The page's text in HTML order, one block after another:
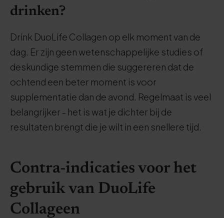
drinken?
Drink DuoLife Collagen op elk moment van de
dag. Er zijn geen wetenschappelijke studies of
deskundige stemmen die suggereren dat de
ochtend een beter moment is voor
supplementatie dan de avond. Regelmaat is veel
belangrijker - het is wat je dichter bij de
resultaten brengt die je wilt in een snellere tijd.
Contra-indicaties voor het
gebruik van DuoLife
Collageen